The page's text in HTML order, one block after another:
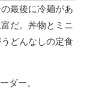
最後に冷麺があ
だ。丼物とミニ
どんなしの定食
ダー。